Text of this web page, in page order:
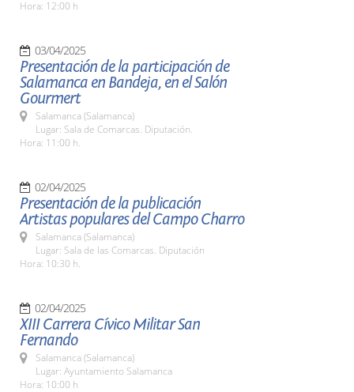
Hora: 12:00 h
03/04/2025
Presentación de la participación de
Salamanca en Bandeja, en el Salón
Gourmert
Salamanca (Salamanca)
Lugar: Sala de Comarcas. Diputación.
Hora: 11:00 h.
02/04/2025
Presentación de la publicación
Artistas populares del Campo Charro
Salamanca (Salamanca)
Lugar: Sala de las Comarcas. Diputación
Hora: 10:30 h.
02/04/2025
XIII Carrera Cívico Militar San
Fernando
Salamanca (Salamanca)
Lugar: Ayuntamiento Salamanca
Hora: 10:00 h